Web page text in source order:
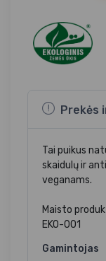
Prekės
Tai puikus
skaidulų ir
veganams.
Maisto
EKO-001
Gamintojas